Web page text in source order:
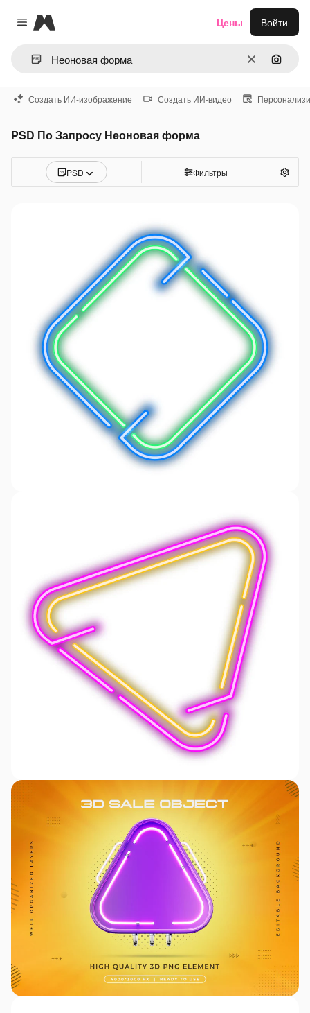
Close menu
Magnific
ОчиститьПоиск
Цены Войти
Создать ИИ-изображение Создать ИИ-видео
PSD По Запросу Неоновая форма
PSD Фильтры